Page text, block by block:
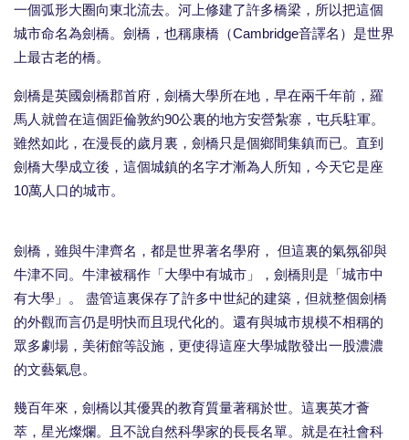
一個弧形大圈向東北流去。河上修建了許多橋梁，所以把這個
城市命名為劍橋。劍橋，也稱康橋（Cambridge音譯名）是世界
上最古老的橋。
劍橋是英國劍橋郡首府，劍橋大學所在地，早在兩千年前，羅
馬人就曾在這個距倫敦約90公裏的地方安營紮寨，屯兵駐軍。
雖然如此，在漫長的歲月裏，劍橋只是個鄉間集鎮而已。直到
劍橋大學成立後，這個城鎮的名字才漸為人所知，今天它是座
10萬人口的城市。
劍橋，雖與牛津齊名，都是世界著名學府， 但這裏的氣氛卻與
牛津不同。牛津被稱作「大學中有城市」，劍橋則是「城市中
有大學」。 盡管這裏保存了許多中世紀的建築，但就整個劍橋
的外觀而言仍是明快而且現代化的。還有與城市規模不相稱的
眾多劇場，美術館等設施，更使得這座大學城散發出一股濃濃
的文藝氣息。
幾百年來，劍橋以其優異的教育質量著稱於世。這裏英才薈
萃，星光燦爛。且不說自然科學家的長長名單。就是在社會科